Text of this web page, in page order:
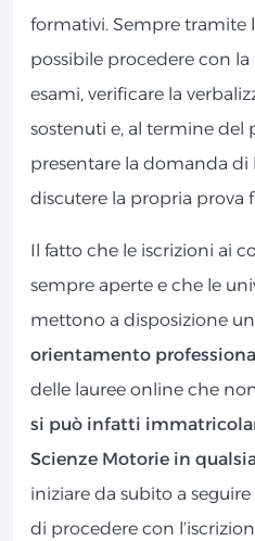
formativi. Sempre tramite
possibile procedere con
esami, verificare la
sostenuti e, al termine del
presentare la domanda di
discutere la propria prova
Il fatto che le iscrizioni ai
sempre aperte e che le
mettono a disposizione un
orientamento
delle lauree online che
si può infatti
Scienze Motorie in
iniziare da subito a
di procedere con